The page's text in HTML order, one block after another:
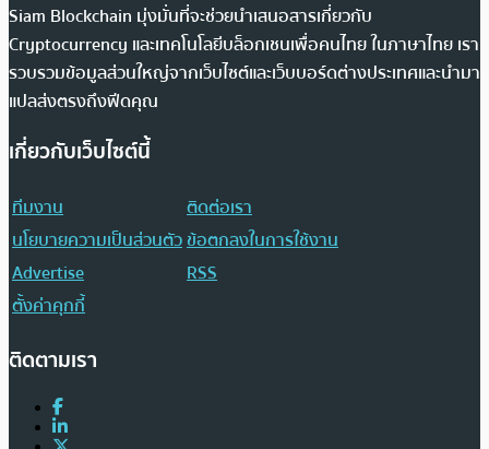
Siam Blockchain มุ่งมั่นที่จะช่วยนำเสนอสารเกี่ยวกับ
Cryptocurrency และเทคโนโลยีบล็อกเชนเพื่อคนไทย ในภาษาไทย เรา
รวบรวมข้อมูลส่วนใหญ่จากเว็บไซต์และเว็บบอร์ดต่างประเทศและนำมา
แปลส่งตรงถึงฟีดคุณ
เกี่ยวกับเว็บไซต์นี้
ทีมงาน
ติดต่อเรา
นโยบายความเป็นส่วนตัวข้อตกลงในการใช้งาน
Advertise
RSS
ตั้งค่าคุกกี้
ติดตามเรา